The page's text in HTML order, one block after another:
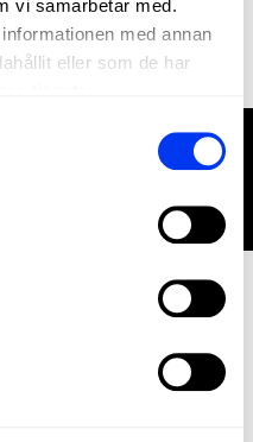
vi samarbetar med.
med annan
eller som de har